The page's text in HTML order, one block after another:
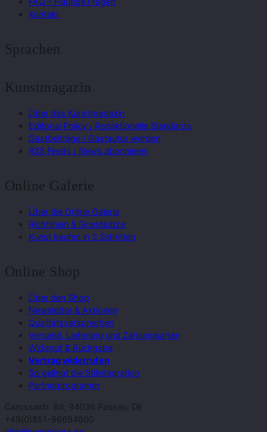
Kontakt
Sprachen
Kunstmagazin
Über das Kunstmagazin
Editorial Policy / Redaktionelle Standards
Gastbeiträge / Gastautor werden
RSS Feeds / News abonnieren
Online Galerie
Über die Online Galerie
Richtlinien & Grundsätze
Kunst kaufen in 3 Schritten
Online Shop
Über den Shop
Newsletter & Aktionen
Qualitätsversprechen
Versand, Lieferung und Zahlungsarten
Widerruf & Rückgabe
Vertrag widerrufen
So gelingt die Stilintegration
Partnerprogramm
Carossastr. 8d, 94036 Passau, DE
+49(0)851-96684600